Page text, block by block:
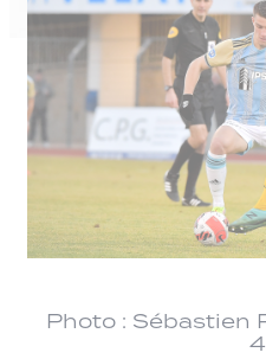
Photo : Sébastien